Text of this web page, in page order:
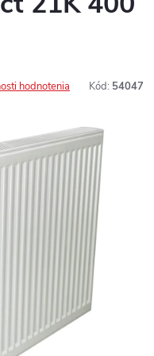
hodnotenia Kód: 54047